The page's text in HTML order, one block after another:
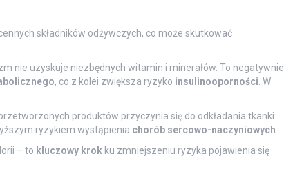
składników odżywczych, co może skutkować
nie uzyskuje niezbędnych witamin i minerałów. To negatywnie
, co z kolei zwiększa ryzyko insulinooporności. W
produktów przyczynia się do odkładania tkanki
ryzykiem wystąpienia chorób sercowo-naczyniowych.
– to kluczowy krokku zmniejszeniu ryzyka pojawienia się